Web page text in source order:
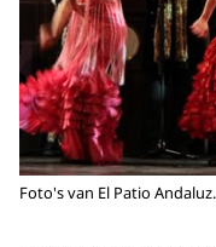
Foto's van El Patio Andaluz.